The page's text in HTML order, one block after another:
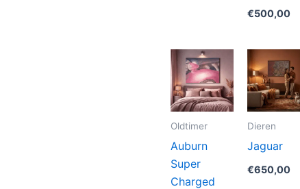
€500,00
Oldtimer
Auburn
Super
Charged
Dieren
Jaguar
€650,00